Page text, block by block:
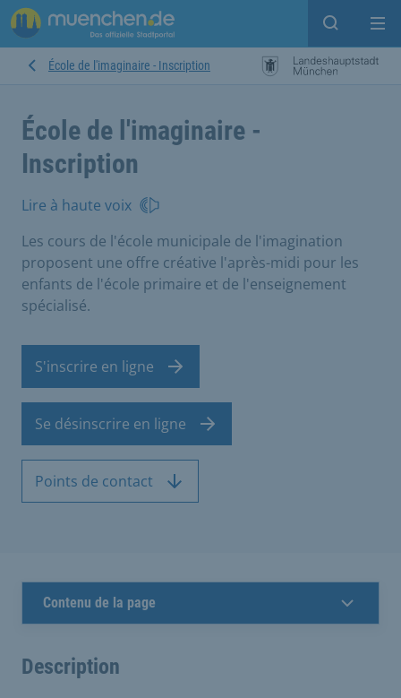
Open
École de l'imaginaire - Inscription
École de l'imaginaire -
Inscription
Lire à haute voix
Les cours de l'école municipale de l'imagination
proposent une offre créative l'après-midi pour les
enfants de l'école primaire et de l'enseignement
spécialisé.
S'inscrire en ligne
Se désinscrire en ligne
Points de contact
Contenu de la page
Description